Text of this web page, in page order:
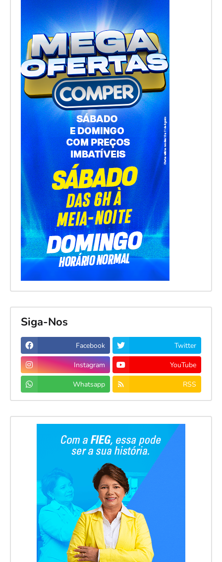
Siga-Nos
Facebook Twitter
Instagram YouTube
Whatsapp RSS